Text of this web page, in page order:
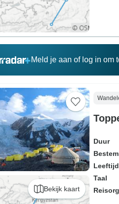
Meld je aan of log in om
Bekijk kaart
Duur
Taal